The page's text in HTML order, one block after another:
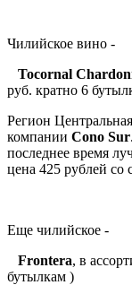
Чилийское вино -
Tocornal
руб. кратно 6
Регион
компании Cono Sur
последнее время
цена 425 рублей со
Еще чилийское -
Frontera, в
бутылкам )